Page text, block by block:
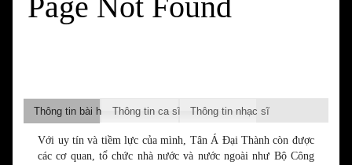
Thông tin bài hát Thông tin ca sĩ Thông tin nhạc sĩ
Với uy tín và tiềm lực của mình, Tân Á Đại Thành còn được
các cơ quan, tổ chức nhà nước và nước ngoài như Bộ Công